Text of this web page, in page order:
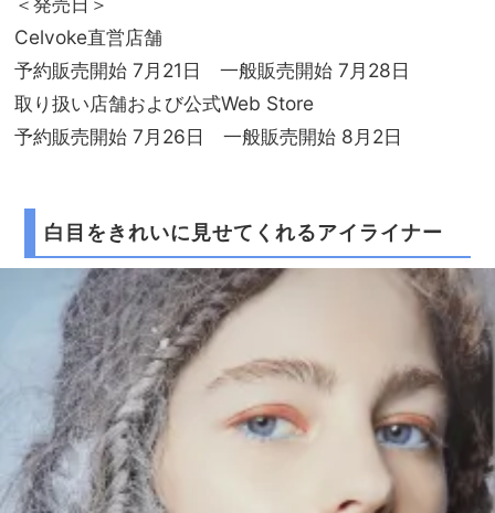
Celvoke直営店舗
予約販売開始 7月21日 一般販売開始 7月28日
取り扱い店舗および公式Web Store
予約販売開始 7月26日 一般販売開始 8月2日
白目をきれいに見せてくれるアイライナー